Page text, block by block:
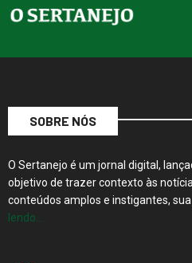
SOBRE NÓS
O Sertanejo é um jornal digital,
objetivo de trazer contexto às
conteúdos amplos e instigantes,
lendo…